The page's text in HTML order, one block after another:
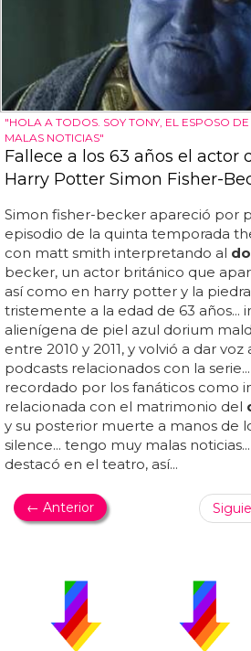
"HOLA A TODOS. SOY TONY, EL ESPOSO
MALAS NOTICIAS"
Fallece a los 63 años el actor
Harry Potter Simon Fisher-
Simon fisher-becker apareció por
episodio de la quinta temporada
con matt smith interpretando al
becker, un actor británico que
así como en harry potter y la
tristemente a la edad de 63 años...
alienígena de piel azul dorium
entre 2010 y 2011, y volvió a dar
podcasts relacionados con la
recordado por los fanáticos como
relacionada con el matrimonio del
y su posterior muerte a manos de
silence... tengo muy malas
destacó en el teatro, así...
← Anterior